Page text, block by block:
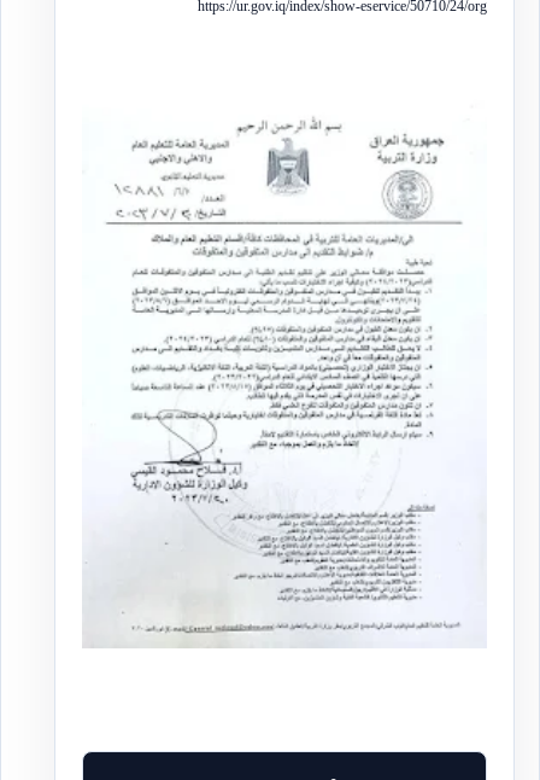
https://ur.gov.iq/index/show-eservice/50710/24/org